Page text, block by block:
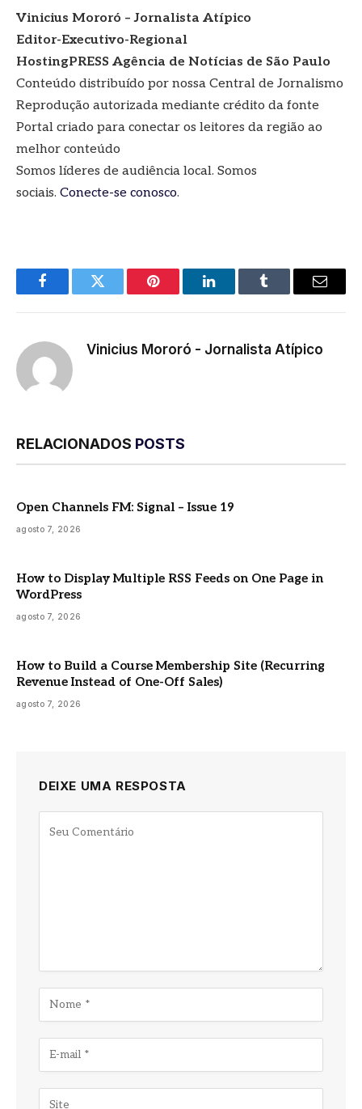
Vinicius Mororó – Jornalista Atípico
Editor-Executivo-Regional
HostingPRESS Agência de Notícias de São Paulo
Conteúdo distribuído por nossa Central de Jornalismo
Reprodução autorizada mediante crédito da fonte
Portal criado para conectar os leitores da região ao
melhor conteúdo
Somos líderes de audiência local. Somos
sociais. Conecte-se conosco.
FacebookTwitter Pinterest LinkedInTumblr
E-
Vinicius Mororó - Jornalista Atípico
RELACIONADOS POSTS
Open Channels FM: Signal – Issue 19
agosto 7, 2026
How to Display Multiple RSS Feeds on One Page in
WordPress
agosto 7, 2026
How to Build a Course Membership Site (Recurring
Revenue Instead of One-Off Sales)
agosto 7, 2026
DEIXE UMA RESPOSTA